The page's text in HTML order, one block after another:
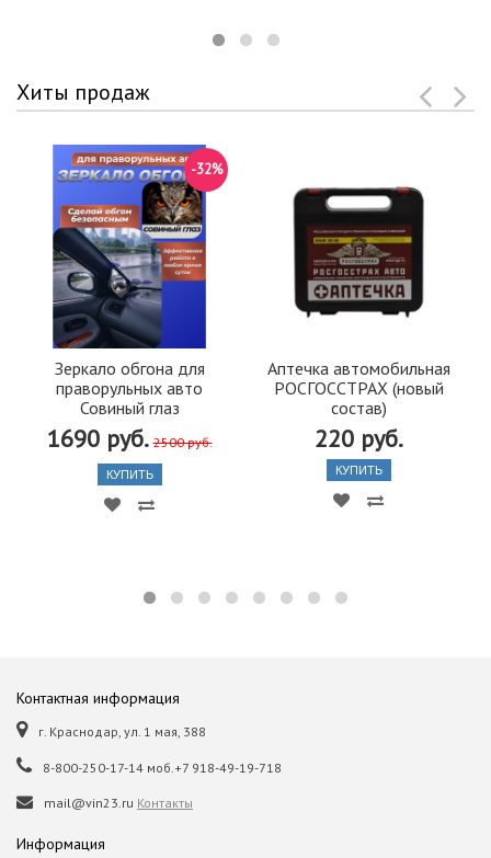
Хиты продаж
Зеркало обгона для
праворульных авто
Совиный глаз
1690 руб. 2500 руб.
-32%
КУПИТЬ
Аптечка автомобильная
РОСГОССТРАХ (новый
состав)
220 руб.
КУПИТЬ
Контактная информация
г. Краснодар, ул. 1 мая, 388
8-800-250-17-14 моб.+7 918-49-19-718
mail@vin23.ru Контакты
Информация